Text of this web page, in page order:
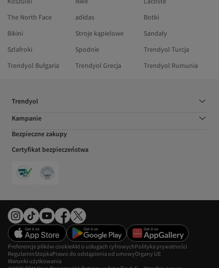
The North Face
adidas
Botki
Bikini
Stroje kąpielowe
Sandały
Szlafroki
Spodnie
Trendyol Turcja
Trendyol Bułgaria
Trendyol Grecja Trendyol Rumunia
Trendyol
Kampanie
Bezpieczne zakupy
Certyfikat bezpieczeństwa
Preferencje plików cookieAkt o usługach cyfrowychPolityka prywatności
RegulaminStopkaPrawo do odstąpienia od umowyOrgany UE
Warunki użytkowania